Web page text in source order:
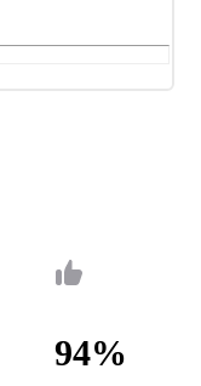
94%